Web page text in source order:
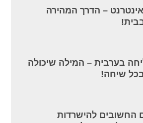
– הדרך המהירה
בערבית – המילה שיכולה
שיחה!
להישרדות